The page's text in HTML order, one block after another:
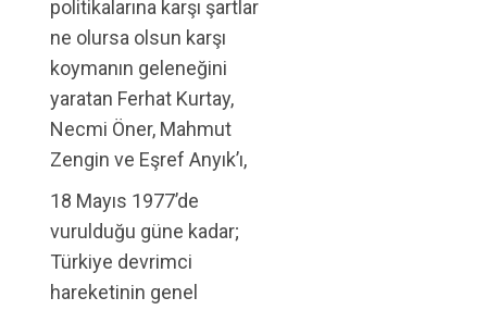
politikalarına karşı şartlar
ne olursa olsun karşı
koymanın geleneğini
yaratan Ferhat Kurtay,
Necmi Öner, Mahmut
Zengin ve Eşref Anyık’ı,
18 Mayıs 1977’de
vurulduğu güne kadar;
Türkiye devrimci
hareketinin genel